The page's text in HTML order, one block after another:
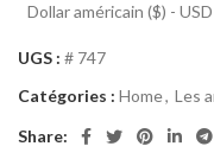
Dollar américain ($) - USD
UGS : # 747
Catégories : Home, Les
Share: